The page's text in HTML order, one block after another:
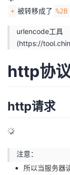
+ 被转移成了 %2B
urlencode工具
(https://
http协
http请求
注意：
所以当服务器